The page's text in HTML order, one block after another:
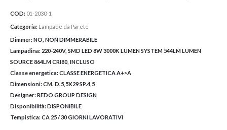
COD: 01-2030-1
Categoria: Lampade da Parete
Dimmer:NO, NON DIMMERABILE
Lampadina: 220-240V, SMD LED 8W 3000K LUMEN SYSTEM 544LM LUMEN
SOURCE 864LM CRI80, INCLUSO
Classe energetica:CLASSE ENERGETICA A+>A
Dimensioni:CM. D.5,5X29 SP.4,5
Designer:REDO GROUP DESIGN
Disponibilità:DISPONIBILE
Tempistica:CA 25 / 30 GIORNI LAVORATIVI